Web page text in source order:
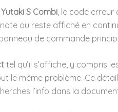
Yutaki S Combi , le code
ou reste affiché en
de commande
tel qu’il s’affiche, y compris
le même problème. Ce
l’info dans la